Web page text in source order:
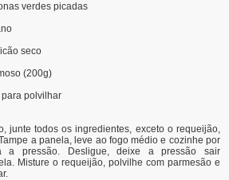
verdes picadas
seco
(200g)
polvilhar
junte todos os ingredientes, exceto o requeijão,
a panela, leve ao fogo médio e cozinhe por
a pressão. Desligue, deixe a pressão sair
Misture o requeijão, polvilhe com parmesão e